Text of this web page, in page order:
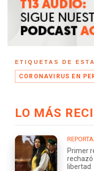
ETIQUETAS DE
CORONAVIRUS EN
LO MÁS
Primer
rechazó
libertad